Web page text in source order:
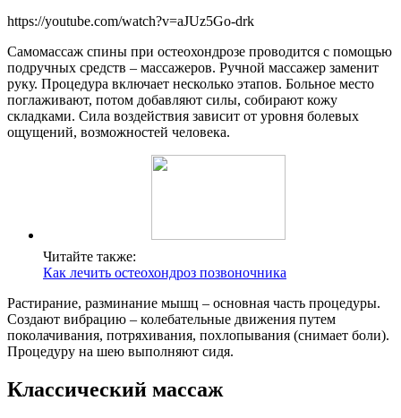
https://youtube.com/watch?v=aJUz5Go-drk
Самомассаж спины при остеохондрозе проводится с помощью
подручных средств – массажеров. Ручной массажер заменит
руку. Процедура включает несколько этапов. Больное место
поглаживают, потом добавляют силы, собирают кожу
складками. Сила воздействия зависит от уровня болевых
ощущений, возможностей человека.
Читайте также:
Как лечить остеохондроз позвоночника
Растирание, разминание мышц – основная часть процедуры.
Создают вибрацию – колебательные движения путем
поколачивания, потряхивания, похлопывания (снимает боли).
Процедуру на шею выполняют сидя.
Классический массаж